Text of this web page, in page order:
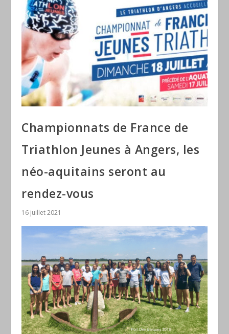
Championnats de France de
Triathlon Jeunes à Angers, les
néo-aquitains seront au
rendez-vous
16 juillet 2021